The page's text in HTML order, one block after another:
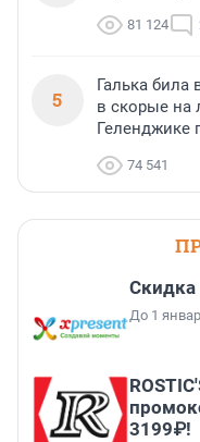
81 124
5
Галька била
в скорые на
Геленджике
74 541
Скидка
До 1
3199₽!